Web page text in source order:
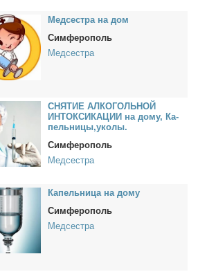
Мед­сест­ра на дом
Симферополь
Медсестра
СНЯТИЕ АЛКОГОЛЬНОЙ
ИНТОКСИКАЦИИ на до­му, Ка­
пель­ни­цы,уко­лы.
Симферополь
Медсестра
Ка­пель­ни­ца на до­му
Симферополь
Медсестра